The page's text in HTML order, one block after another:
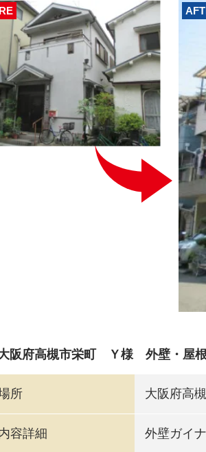
阪府高槻市栄町 Ｙ様 外壁・屋
所 大阪府高
容詳細 外壁ガイ